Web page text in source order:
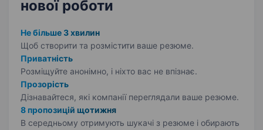
нової роботи
Не більше 3 хвилин
Щоб створити та розмістити ваше резюме.
Приватність
Розміщуйте анонімно, і ніхто вас не впізнає.
Прозорість
Дізнавайтеся, які компанії переглядали ваше резюме.
8 пропозицій щотижня
В середньому отримують шукачі з резюме і обирають